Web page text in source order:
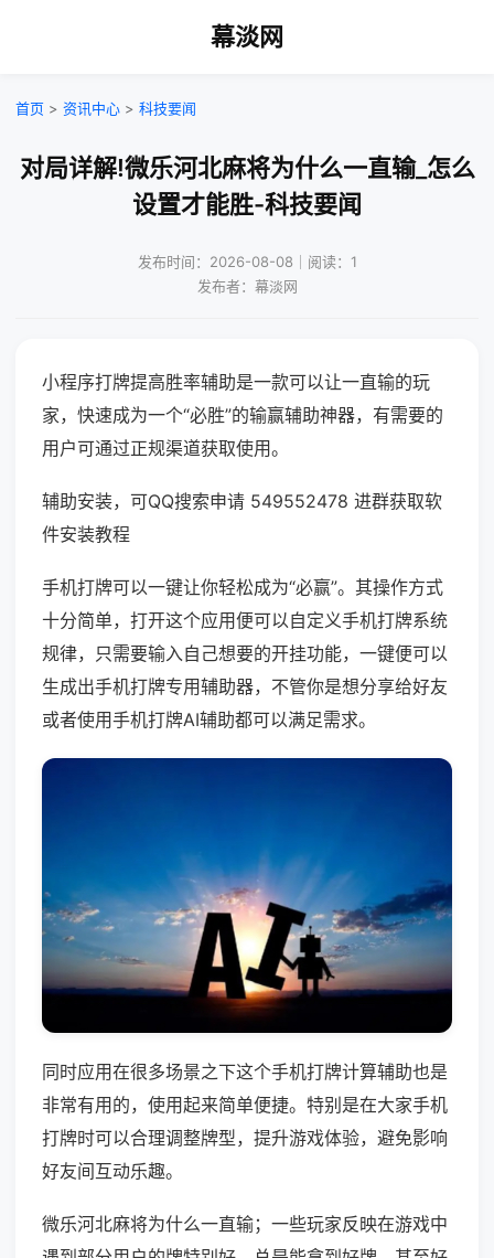
幕淡网
首页 > 资讯中心 > 科技要闻
对局详解!微乐河北麻将为什么一直输_怎么
设置才能胜-科技要闻
发布时间：2026-08-08｜阅读：1
发布者：幕淡网
小程序打牌提高胜率辅助是一款可以让一直输的玩
家，快速成为一个“必胜”的输赢辅助神器，有需要的
用户可通过正规渠道获取使用。
辅助安装，可QQ搜索申请 549552478 进群获取软
件安装教程
手机打牌可以一键让你轻松成为“必赢”。其操作方式
十分简单，打开这个应用便可以自定义手机打牌系统
规律，只需要输入自己想要的开挂功能，一键便可以
生成出手机打牌专用辅助器，不管你是想分享给好友
或者使用手机打牌AI辅助都可以满足需求。
同时应用在很多场景之下这个手机打牌计算辅助也是
非常有用的，使用起来简单便捷。特别是在大家手机
打牌时可以合理调整牌型，提升游戏体验，避免影响
好友间互动乐趣。
微乐河北麻将为什么一直输；一些玩家反映在游戏中